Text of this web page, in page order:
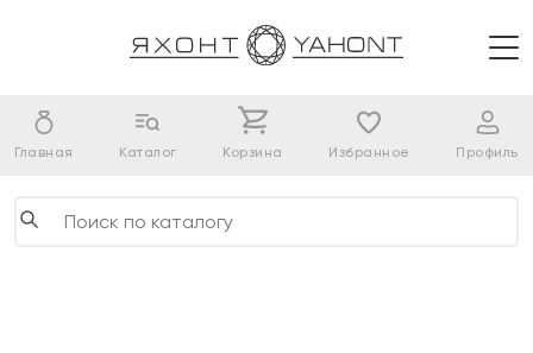
Главная Каталог Корзина Избранное Профиль